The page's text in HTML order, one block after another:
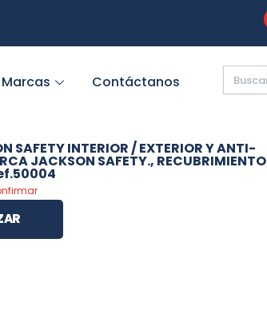
Marcas Contáctanos
Buscar:
SAFETY INTERIOR / EXTERIOR Y ANTI-
JACKSON SAFETY., RECUBRIMIENTO